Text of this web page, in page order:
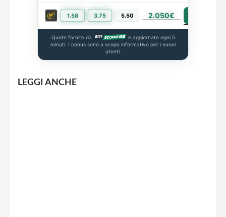
1.58 3.75 5.50 2.050€
Quote fornite da
e aggiornate ogni 5
minuti. I bonus sono a scopo informativo per i nuovi
utenti.
LEGGI ANCHE